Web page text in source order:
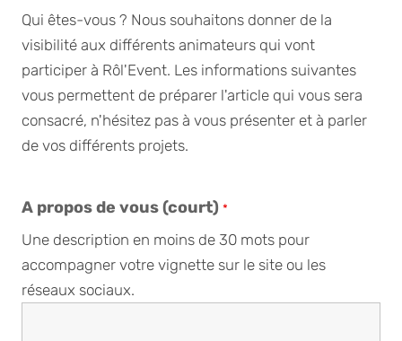
Qui êtes-vous ? Nous souhaitons donner de la
visibilité aux différents animateurs qui vont
participer à Rôl'Event. Les informations suivantes
vous permettent de préparer l'article qui vous sera
consacré, n'hésitez pas à vous présenter et à parler
de vos différents projets.
A propos de vous (court)*
Une description en moins de 30 mots pour
accompagner votre vignette sur le site ou les
réseaux sociaux.